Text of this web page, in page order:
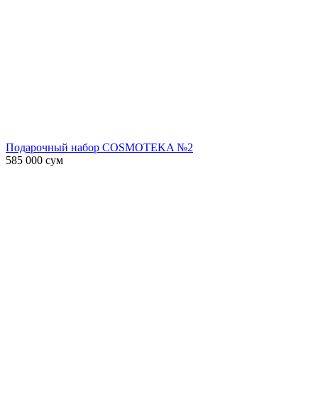
Подарочный набор COSMOTEKA №2
585 000 сум